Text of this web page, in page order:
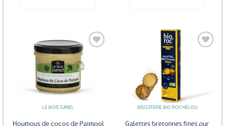
Ajouter
LE BOIS JUMEL
Houmous de cocos de Paimpol
BISCUITERIE BIO ROC'HÉLOU
Galettes bretonnes fines pur